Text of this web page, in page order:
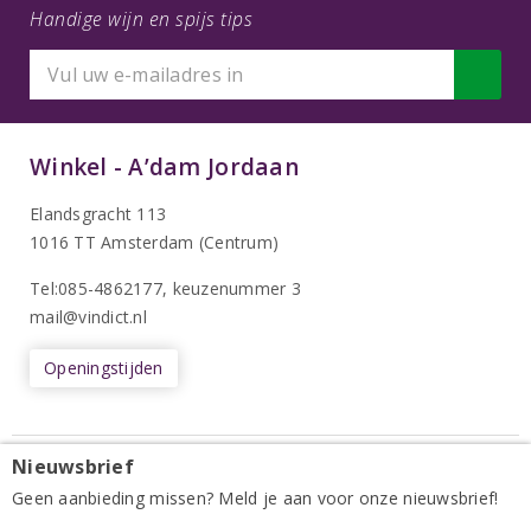
Handige wijn en spijs tips
Winkel - A’dam Jordaan
Elandsgracht 113
1016 TT Amsterdam (Centrum)
Tel:085-4862177, keuzenummer 3
mail@vindict.nl
Openingstijden
Winkel - A’dam Noord
Nieuwsbrief
Geen aanbieding missen? Meld je aan voor onze nieuwsbrief!